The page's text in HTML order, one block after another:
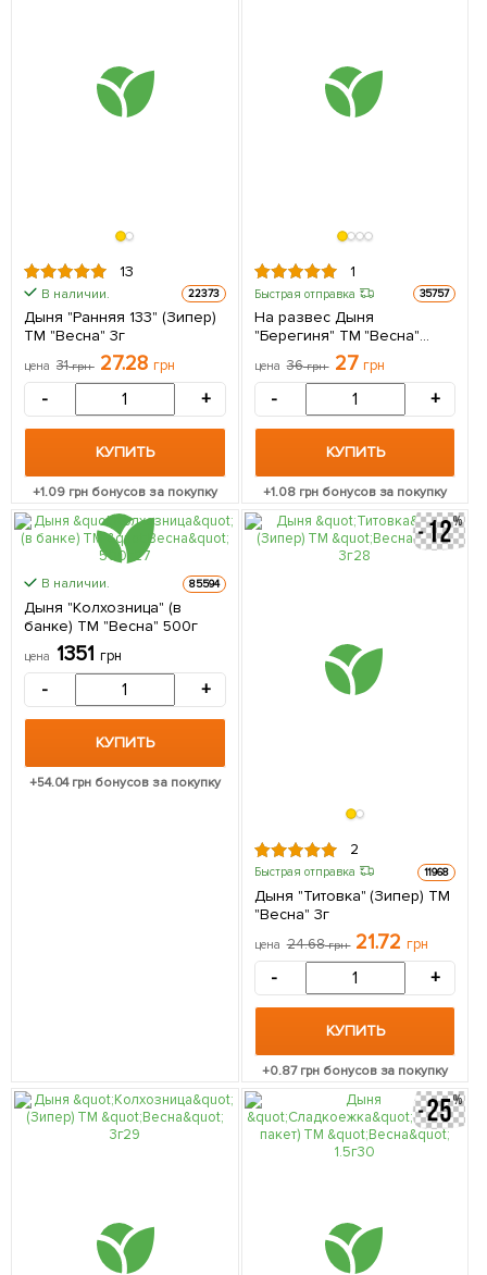
13
В наличии. 22373
Дыня "Ранняя 133" (Зипер)
ТМ "Весна" 3г
цена 31грн 27.28 грн
- +
КУПИТЬ
+1.09 грн бонусов за покупку
1
Быстрая отправка 35757
На развес Дыня
"Берегиня" ТМ "Весна"
цена 36грн 27 грн
- +
КУПИТЬ
+1.08грн бонусов за покупку
В наличии. 85594
Дыня "Колхозница" (в
банке) ТМ "Весна" 500г
цена 1351 грн
- +
КУПИТЬ
+54.04грн бонусов за покупку
2
Быстрая отправка 11968
Дыня "Титовка" (Зипер) ТМ
"Весна" 3г
цена 24.68грн 21.72 грн
- +
КУПИТЬ
+0.87грн бонусов за покупку